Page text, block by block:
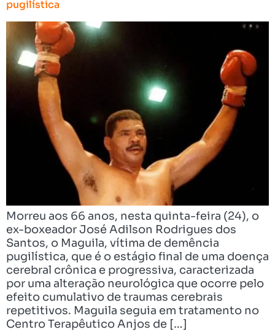
pugilística
Morreu aos 66 anos, nesta quinta-feira (24), o
ex-boxeador José Adilson Rodrigues dos
Santos, o Maguila, vítima de demência
pugilística, que é o estágio final de uma doença
cerebral crônica e progressiva, caracterizada
por uma alteração neurológica que ocorre pelo
efeito cumulativo de traumas cerebrais
repetitivos. Maguila seguia em tratamento no
Centro Terapêutico Anjos de […]